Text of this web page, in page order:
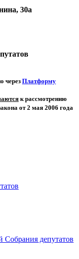
30а
через Платформу
к рассмотрению
от 2 мая 2006 года
Собрания депутатов